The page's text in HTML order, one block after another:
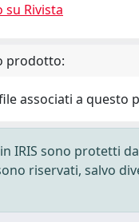
su Rivista
prodotto:
associati a questo
IRIS sono protetti
riservati, salvo